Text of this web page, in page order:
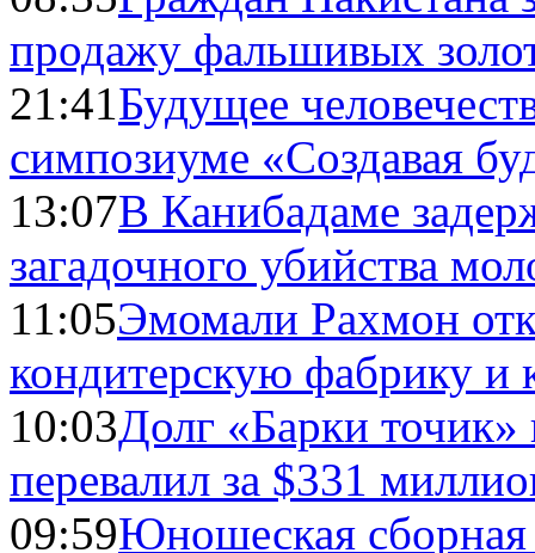
продажу фальшивых
21:41Будущее
симпозиуме «Создавая
13:07В Канибадаме
загадочного убийства
11:05Эмомали Рахмон
кондитерскую фабрику и
10:03Долг «Барки
перевалил за $331
09:59Юношеская